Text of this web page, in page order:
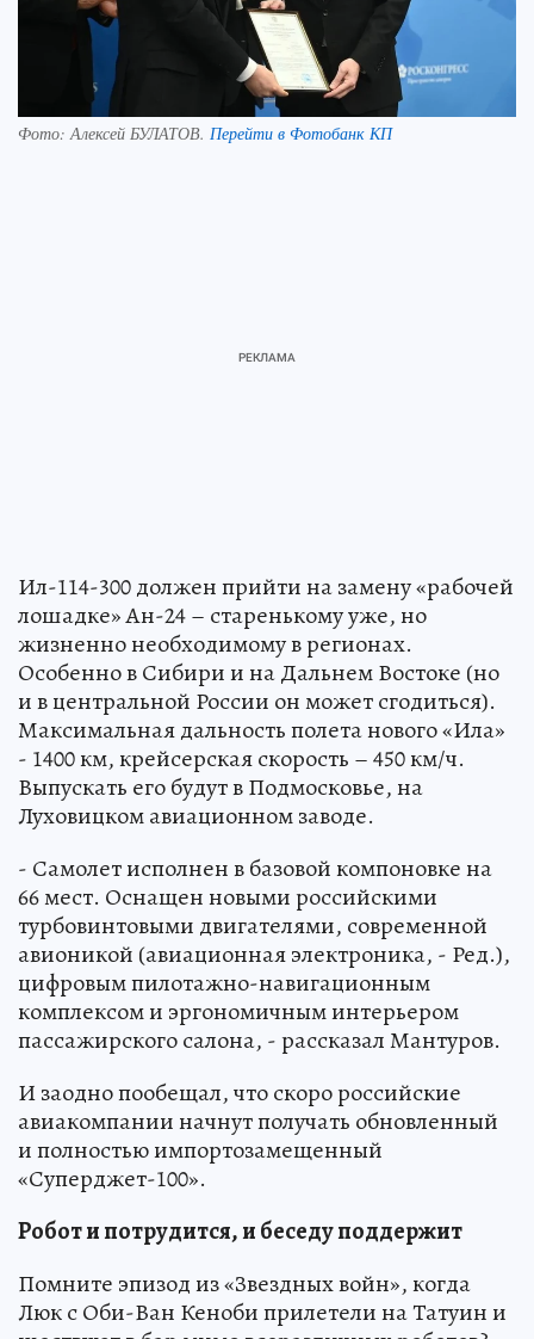
Фото: Алексей БУЛАТОВ. Перейти в Фотобанк КП
Ил-114-300 должен прийти на замену «рабочей
лошадке» Ан-24 – старенькому уже, но
жизненно необходимому в регионах.
Особенно в Сибири и на Дальнем Востоке (но
и в центральной России он может сгодиться).
Максимальная дальность полета нового «Ила»
- 1400 км, крейсерская скорость – 450 км/ч.
Выпускать его будут в Подмосковье, на
Луховицком авиационном заводе.
- Самолет исполнен в базовой компоновке на
66 мест. Оснащен новыми российскими
турбовинтовыми двигателями, современной
авионикой (авиационная электроника, - Ред.),
цифровым пилотажно-навигационным
комплексом и эргономичным интерьером
пассажирского салона, - рассказал Мантуров.
И заодно пообещал, что скоро российские
авиакомпании начнут получать обновленный
и полностью импортозамещенный
«Суперджет-100».
Робот и потрудится, и беседу поддержит
Помните эпизод из «Звездных войн», когда
Люк с Оби-Ван Кеноби прилетели на Татуин и